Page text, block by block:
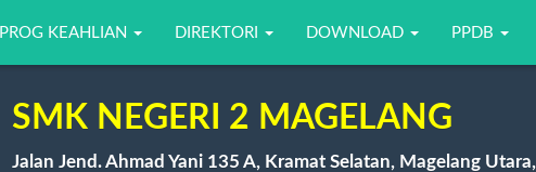
PROG KEAHLIAN DIREKTORI DOWNLOAD PPDB
SMK NEGERI 2 MAGELANG
Jalan Jend. Ahmad Yani 135 A, Kramat Selatan, Magelang Utara,